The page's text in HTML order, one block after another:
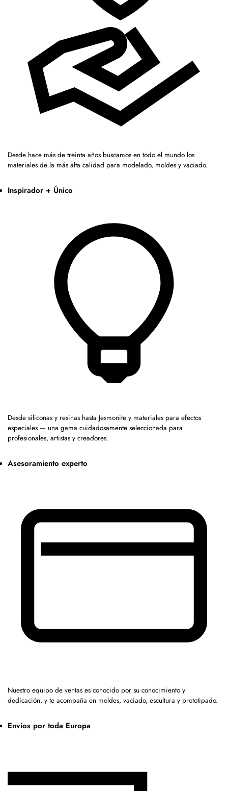
Desde hace más de treinta años buscamos en todo el mundo los
materiales de la más alta calidad para modelado, moldes y vaciado.
Inspirador + Único
Desde siliconas y resinas hasta Jesmonite y materiales para efectos
especiales — una gama cuidadosamente seleccionada para
profesionales, artistas y creadores.
Asesoramiento experto
Nuestro equipo de ventas es conocido por su conocimiento y
dedicación, y te acompaña en moldes, vaciado, escultura y prototipado.
Envíos por toda Europa